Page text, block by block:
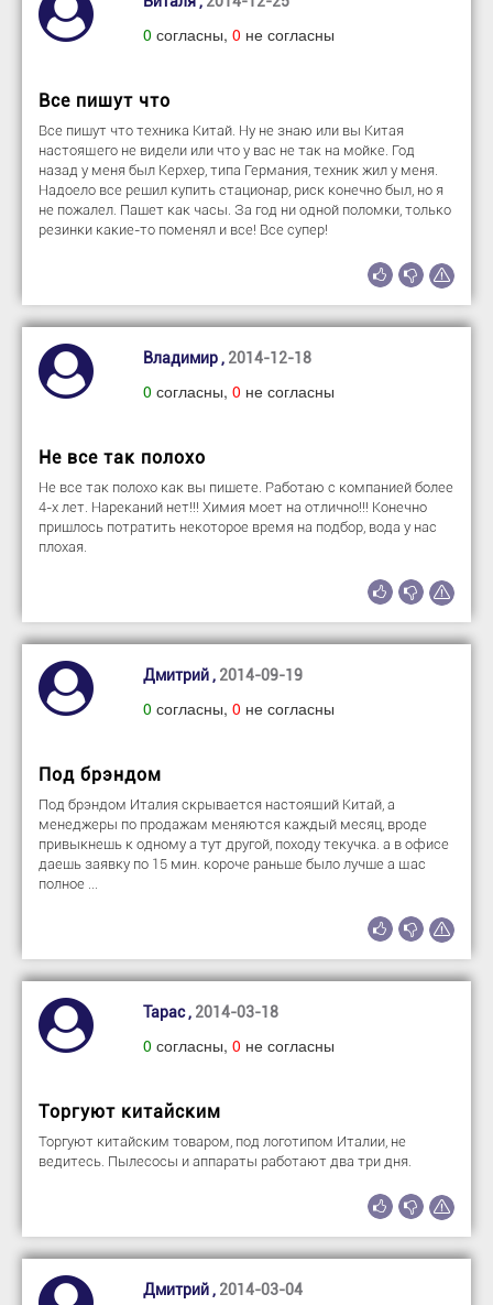
0 согласны, 0 не согласны
Все пишут что
Все пишут что техника Китай. Ну не знаю или вы Китая
настоящего не видели или что у вас не так на мойке. Год
назад у меня был Керхер, типа Германия, техник жил у меня.
Надоело все решил купить стационар, риск конечно был, но я
не пожалел. Пашет как часы. За год ни одной поломки, только
резинки какие-то поменял и все! Все супер!
Владимир , 2014-12-18
0 согласны, 0 не согласны
Не все так полохо
Не все так полохо как вы пишете. Работаю с компанией более
4-х лет. Нареканий нет!!! Химия моет на отлично!!! Конечно
пришлось потратить некоторое время на подбор, вода у нас
плохая.
Дмитрий , 2014-09-19
0 согласны, 0 не согласны
Под брэндом
Под брэндом Италия скрывается настоящий Китай, а
менеджеры по продажам меняются каждый месяц, вроде
привыкнешь к одному а тут другой, походу текучка. а в офисе
даешь заявку по 15 мин. короче раньше было лучше а щас
полное ...
Тарас , 2014-03-18
0 согласны, 0 не согласны
Торгуют китайским
Торгуют китайским товаром, под логотипом Италии, не
ведитесь. Пылесосы и аппараты работают два три дня.
Дмитрий , 2014-03-04